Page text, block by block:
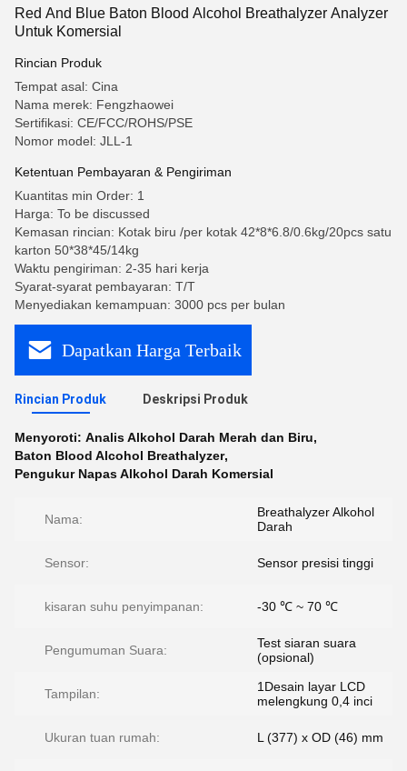
Red And Blue Baton Blood Alcohol Breathalyzer Analyzer
Untuk Komersial
Rincian Produk
Tempat asal: Cina
Nama merek: Fengzhaowei
Sertifikasi: CE/FCC/ROHS/PSE
Nomor model: JLL-1
Ketentuan Pembayaran & Pengiriman
Kuantitas min Order: 1
Harga: To be discussed
Kemasan rincian: Kotak biru /per kotak 42*8*6.8/0.6kg/20pcs satu
karton 50*38*45/14kg
Waktu pengiriman: 2-35 hari kerja
Syarat-syarat pembayaran: T/T
Menyediakan kemampuan: 3000 pcs per bulan
Dapatkan Harga Terbaik
Rincian Produk Deskripsi Produk
Menyoroti: Analis Alkohol Darah Merah dan Biru,
Baton Blood Alcohol Breathalyzer,
Pengukur Napas Alkohol Darah Komersial
Nama:
Breathalyzer Alkohol
Darah
Sensor: Sensor presisi tinggi
kisaran suhu penyimpanan: -30 ℃ ~ 70 ℃
Pengumuman Suara:
Test siaran suara
(opsional)
Tampilan:
1Desain layar LCD
melengkung 0,4 inci
Ukuran tuan rumah: L (377) x OD (46) mm